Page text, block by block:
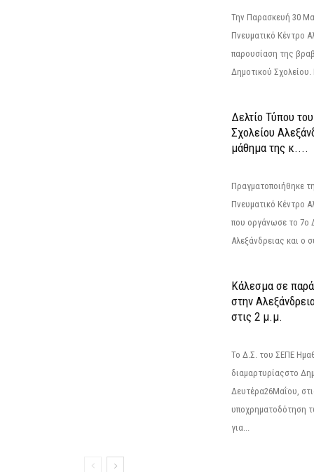
Την Παρασκευή 30
Πνευματικό Κέντρο
παρουσίαση της
Δημοτικού Σχολείου.
Δελτίο Τύπου
Σχολείου
μάθημα της κ....
Πραγματοποιήθηκε
Πνευματικό Κέντρο
που οργάνωσε το 7ο
Αλεξάνδρειας και ο
Κάλεσμα σε
στην
στις 2 μ.μ.
Το Δ.Σ. του ΣΕΠΕ
διαμαρτυρίαςστο
Δευτέρα26Μαΐου,
υποχρηματοδότηση
για...